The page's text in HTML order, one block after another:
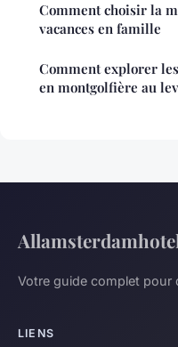
Comment choisir la
vacances en famille
Comment explorer
en montgolfière au
Votre guide complet pour
LIENS